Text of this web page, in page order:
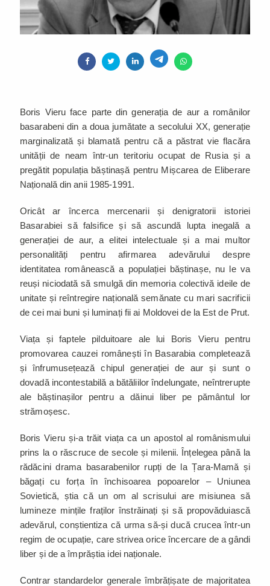
Boris Vieru face parte din generația de aur a românilor
basarabeni din a doua jumătate a secolului XX, generație
marginalizată și blamată pentru că a păstrat vie flacăra
unității de neam într-un teritoriu ocupat de Rusia și a
pregătit populația băștinașă pentru Mișcarea de Eliberare
Națională din anii 1985-1991.
Oricât ar încerca mercenarii și denigratorii istoriei
Basarabiei să falsifice și să ascundă lupta inegală a
generației de aur, a elitei intelectuale și a mai multor
personalități pentru afirmarea adevărului despre
identitatea românească a populației băștinașe, nu le va
reuși niciodată să smulgă din memoria colectivă ideile de
unitate și reîntregire națională semănate cu mari sacrificii
de cei mai buni și luminați fii ai Moldovei de la Est de Prut.
Viața și faptele pilduitoare ale lui Boris Vieru pentru
promovarea cauzei românești în Basarabia completează
și înfrumusețează chipul generației de aur și sunt o
dovadă incontestabilă a bătăliilor îndelungate, neîntrerupte
ale băștinașilor pentru a dăinui liber pe pământul lor
strămoșesc.
Boris Vieru și-a trăit viața ca un apostol al românismului
prins la o răscruce de secole și milenii. Înțelegea până la
rădăcini drama basarabenilor rupți de la Țara-Mamă și
băgați cu forța în închisoarea popoarelor – Uniunea
Sovietică, știa că un om al scrisului are misiunea să
lumineze mințile fraților înstrăinați și să propovăduiască
adevărul, conștientiza că urma să-și ducă crucea într-un
regim de ocupație, care strivea orice încercare de a gândi
liber și de a împrăștia idei naționale.
Contrar standardelor generale îmbrățișate de majoritatea